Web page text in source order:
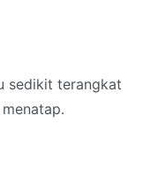
sedikit terangkat